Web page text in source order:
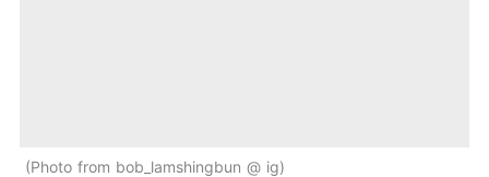
Photo from bob_lamshingbun @ ig